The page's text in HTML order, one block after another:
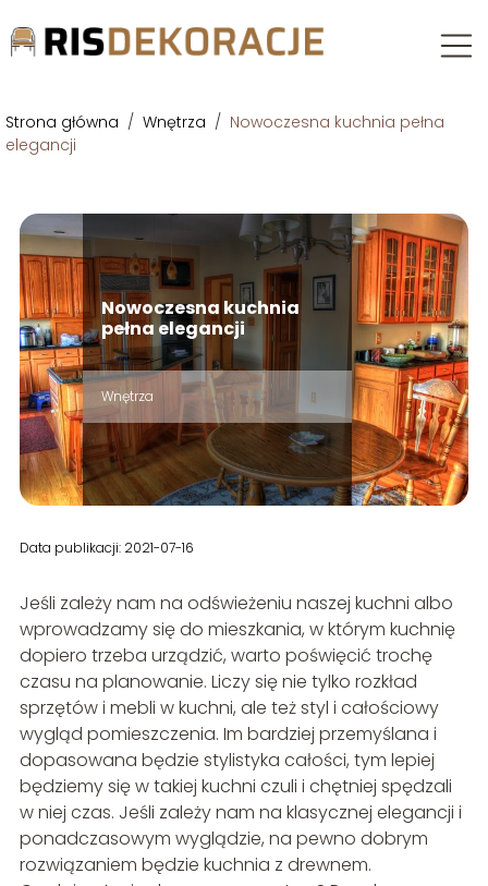
Strona główna / Wnętrza / Nowoczesna kuchnia pełna
elegancji
Nowoczesna kuchnia
pełna elegancji
Wnętrza
Data publikacji: 2021-07-16
Jeśli zależy nam na odświeżeniu naszej kuchni albo
wprowadzamy się do mieszkania, w którym kuchnię
dopiero trzeba urządzić, warto poświęcić trochę
czasu na planowanie. Liczy się nie tylko rozkład
sprzętów i mebli w kuchni, ale też styl i całościowy
wygląd pomieszczenia. Im bardziej przemyślana i
dopasowana będzie stylistyka całości, tym lepiej
będziemy się w takiej kuchni czuli i chętniej spędzali
w niej czas. Jeśli zależy nam na klasycznej elegancji i
ponadczasowym wyglądzie, na pewno dobrym
rozwiązaniem będzie kuchnia z drewnem.